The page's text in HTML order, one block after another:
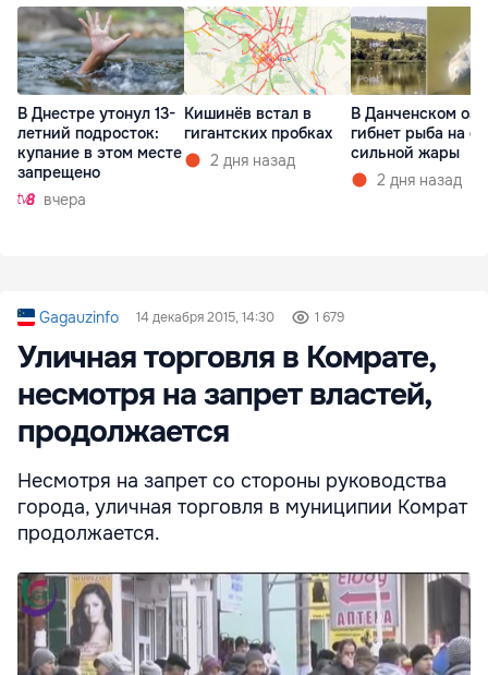
В Днестре утонул 13-
летний подросток:
купание в этом месте
запрещено
вчера
Кишинёв встал в
гигантских пробках
2 дня назад
В Данченском
гибнет рыба на
сильной жары
2 дня назад
Gagauzinfo 14 декабря 2015, 14:30 1 679
Уличная торговля в Комрате,
несмотря на запрет властей,
продолжается
Несмотря на запрет со стороны руководства
города, уличная торговля в муниципии Комрат
продолжается.